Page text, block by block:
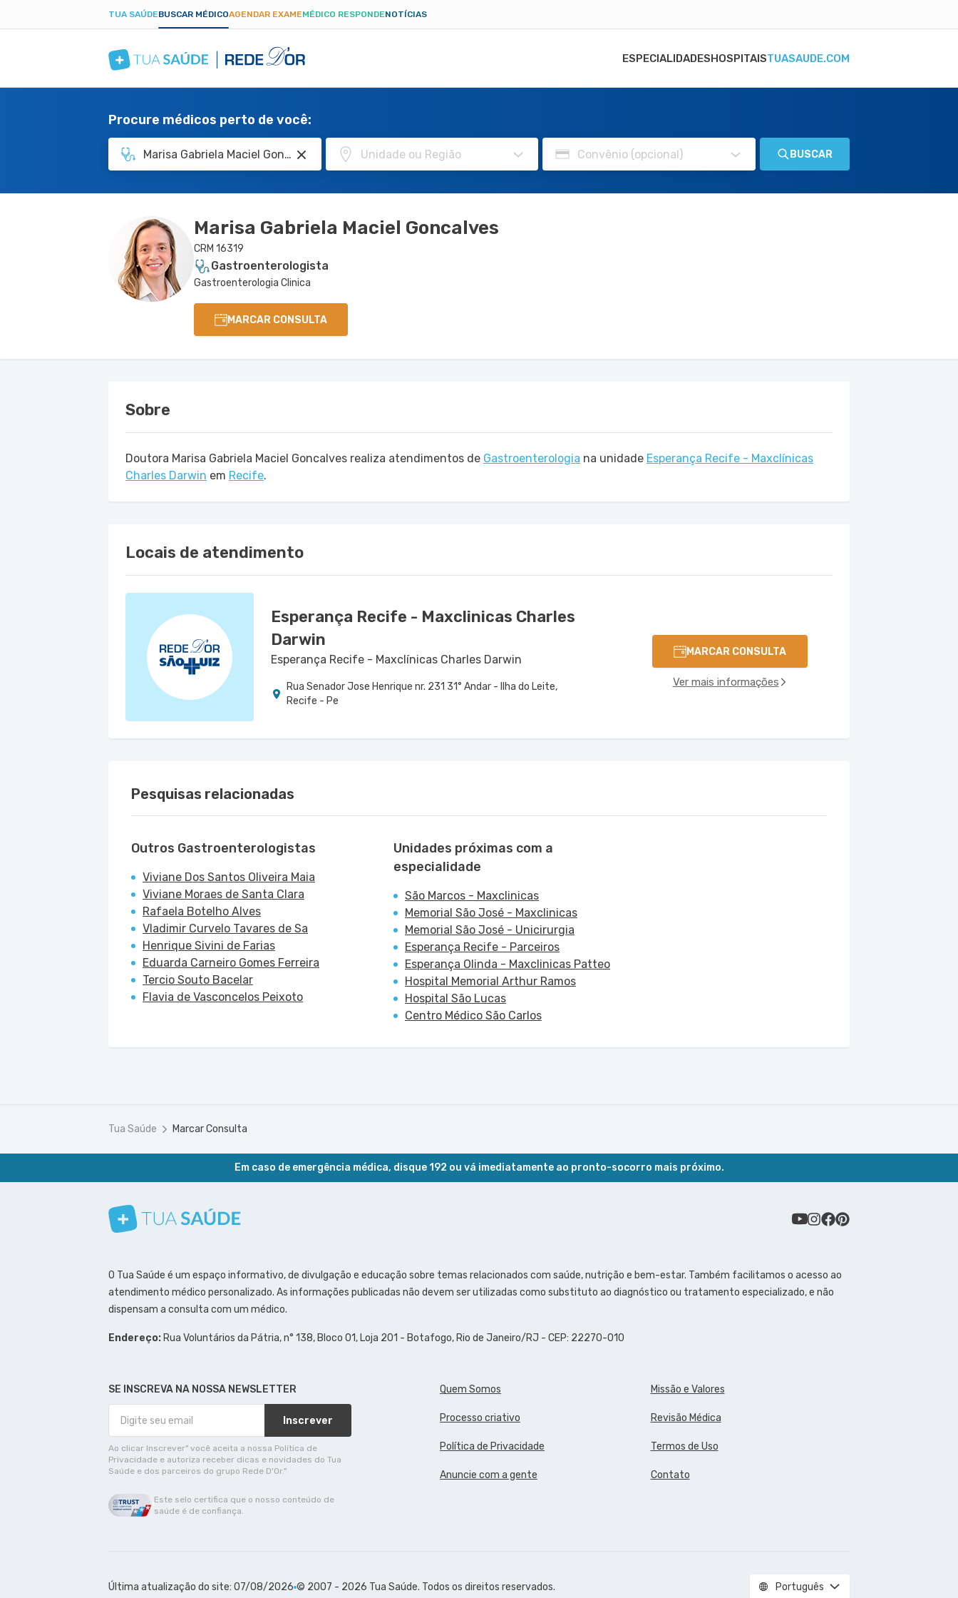
TUA SAÚDEBUSCAR MÉDICOAGENDAR EXAMEMÉDICO RESPONDENOTÍCIAS
ESPECIALIDADESHOSPITAISTUASAUDE.COM
Procure médicos perto de você:
BUSCAR
Marisa Gabriela Maciel Goncalves
CRM 16319
Gastroenterologista
Gastroenterologia Clinica
MARCAR CONSULTA
Sobre
Doutora Marisa Gabriela Maciel Goncalves realiza atendimentos de Gastroenterologia na unidade Esperança Recife - Maxclínicas
Charles Darwin em Recife.
Locais de atendimento
Esperança Recife - Maxclinicas Charles
Darwin
Esperança Recife - Maxclínicas Charles Darwin
Rua Senador Jose Henrique nr. 231 31° Andar - Ilha do Leite,
Recife - Pe
MARCAR CONSULTA
Ver mais informações
Pesquisas relacionadas
Outros Gastroenterologistas
Viviane Dos Santos Oliveira Maia
Viviane Moraes de Santa Clara
Rafaela Botelho Alves
Vladimir Curvelo Tavares de Sa
Henrique Sivini de Farias
Eduarda Carneiro Gomes Ferreira
Tercio Souto Bacelar
Flavia de Vasconcelos Peixoto
Unidades próximas com a
especialidade
São Marcos - Maxclinicas
Memorial São José - Maxclinicas
Memorial São José - Unicirurgia
Esperança Recife - Parceiros
Esperança Olinda - Maxclinicas Patteo
Hospital Memorial Arthur Ramos
Hospital São Lucas
Centro Médico São Carlos
Tua Saúde Marcar Consulta
Em caso de emergência médica, disque 192 ou vá imediatamente ao pronto-socorro mais próximo.
Conheça nosso canal
Siga a gente no Instagram
Siga a gente no Facebook
Siga a gente no Pinterest
O Tua Saúde é um espaço informativo, de divulgação e educação sobre temas relacionados com saúde, nutrição e bem-estar. Também facilitamos o acesso ao
atendimento médico personalizado. As informações publicadas não devem ser utilizadas como substituto ao diagnóstico ou tratamento especializado, e não
dispensam a consulta com um médico.
Endereço: Rua Voluntários da Pátria, n° 138, Bloco 01, Loja 201 - Botafogo, Rio de Janeiro/RJ - CEP: 22270-010
SE INSCREVA NA NOSSA NEWSLETTER
Inscrever
Ao clicar Inscrever" você aceita a nossa Política de
Privacidade e autoriza receber dicas e novidades do Tua
Saúde e dos parceiros do grupo Rede D'Or."
Quem Somos Missão e Valores
Processo criativo Revisão Médica
Política de Privacidade Termos de Uso
Anuncie com a gente Contato
Este selo certifica que o nosso conteúdo de
saúde é de confiança.
Última atualização do site: 07/08/2026 © 2007 - 2026 Tua Saúde. Todos os direitos reservados. Português